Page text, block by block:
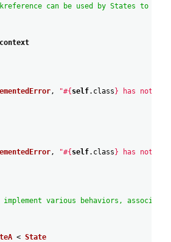
can be used by States to
, "#{ self. class } has not
, "#{ self. class } has not
implement various behaviors,
< State